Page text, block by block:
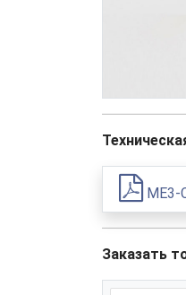
ME3-
Заказать